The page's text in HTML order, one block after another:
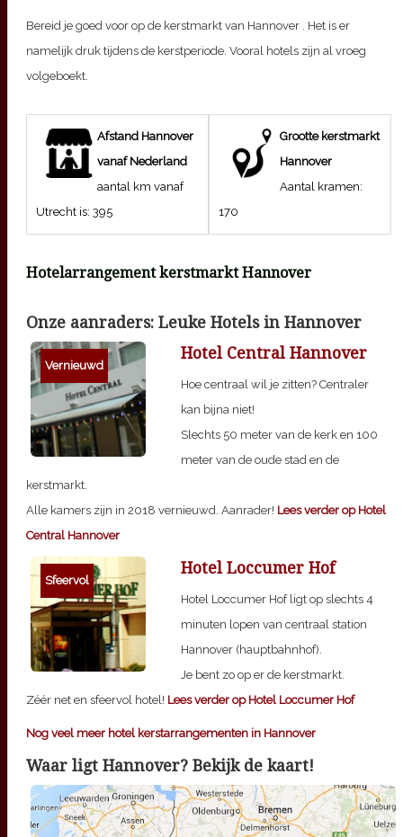
Bereid je goed voor op de kerstmarkt van Hannover . Het is er
namelijk druk tijdens de kerstperiode. Vooral hotels zijn al vroeg
volgeboekt.
Afstand Hannover
vanaf Nederland
aantal km vanaf
Utrecht is: 395
Grootte kerstmarkt
Hannover
Aantal kramen:
170
Hotelarrangement kerstmarktHannover
Onze aanraders: Leuke Hotels in Hannover
Vernieuwd
Hotel Central Hannover
Hoe centraal wil je zitten? Centraler
kan bijna niet!
Slechts 50 meter van de kerk en 100
meter van de oude stad en de
kerstmarkt.
Alle kamers zijn in 2018 vernieuwd. Aanrader! Lees verder op Hotel
Central Hannover
Sfeervol
Hotel Loccumer Hof
Hotel Loccumer Hof ligt op slechts 4
minuten lopen van centraal station
Hannover (hauptbahnhof).
Je bent zo op er de kerstmarkt.
Zéér net en sfeervol hotel! Lees verder op Hotel Loccumer Hof
Nog veel meer hotel kerstarrangementen in Hannover
Waar ligt Hannover? Bekijk de kaart!